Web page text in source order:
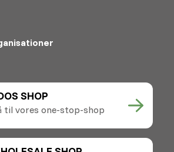
SHOP
til vores one-stop-shop